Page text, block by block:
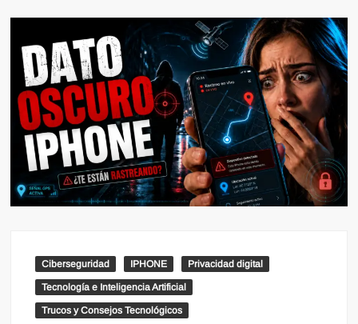
Ciberseguridad IPHONE Privacidad digital
Tecnología e Inteligencia Artificial
Trucos y Consejos Tecnológicos